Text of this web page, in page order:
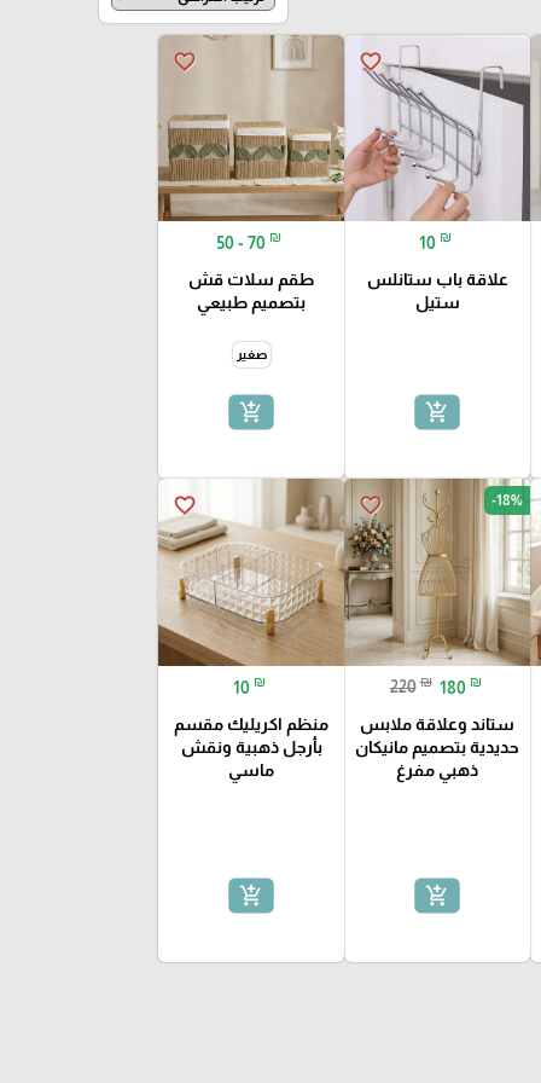
favorite_border
10 ₪
علاقة باب ستانلس
ستيل
add_shopping_cart
favorite_border
50 - 70 ₪
طقم سلات قش
بتصميم طبيعي
صغير
add_shopping_cart
favorite_border -18%
220 ₪ 180 ₪
ستاند وعلاقة ملابس
حديدية بتصميم مانيكان
ذهبي مفرغ
add_shopping_cart
favorite_border
10 ₪
منظم اكريليك مقسم
بأرجل ذهبية ونقش
ماسي
add_shopping_cart